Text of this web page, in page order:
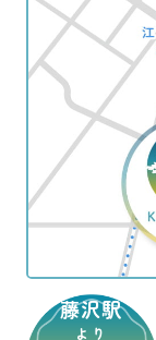
藤沢駅
より